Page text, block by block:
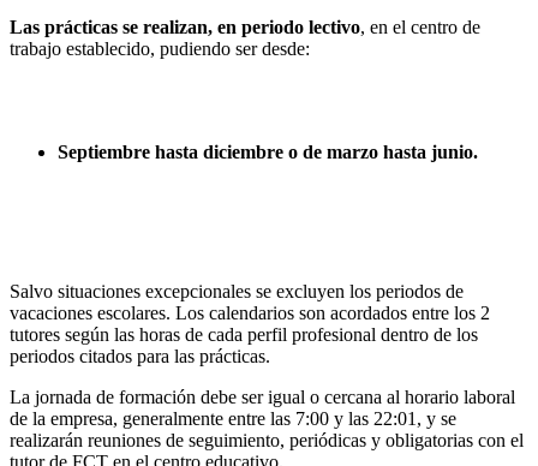
Las prácticas se realizan, en periodo lectivo, en el centro de
trabajo establecido, pudiendo ser desde:
Septiembre hasta diciembre o de marzo hasta junio.
Salvo situaciones excepcionales se excluyen los periodos de
vacaciones escolares. Los calendarios son acordados entre los 2
tutores según las horas de cada perfil profesional dentro de los
periodos citados para las prácticas.
La jornada de formación debe ser igual o cercana al horario laboral
de la empresa, generalmente entre las 7:00 y las 22:01, y se
realizarán reuniones de seguimiento, periódicas y obligatorias con el
tutor de FCT en el centro educativo.